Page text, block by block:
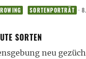
SORTENPORTRÄT ·
SORTEN
neu